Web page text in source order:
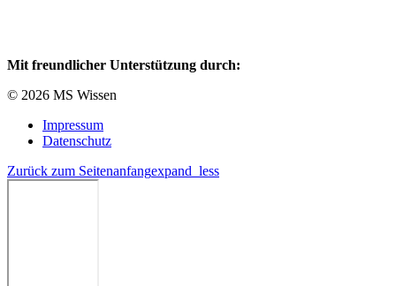
Mit freundlicher Unterstützung durch:
© 2026 MS Wissen
Impressum
Datenschutz
Zurück zum Seitenanfangexpand_less